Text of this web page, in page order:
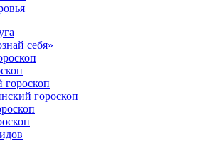
себя»
гороскоп
гороскоп